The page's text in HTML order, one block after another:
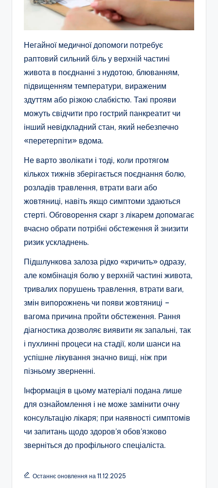
Негайної медичної допомоги потребує
раптовий сильний біль у верхній частині
живота в поєднанні з нудотою, блюванням,
підвищенням температури, вираженим
здуттям або різкою слабкістю. Такі прояви
можуть свідчити про гострий панкреатит чи
інший невідкладний стан, який небезпечно
«перетерпіти» вдома.
Не варто зволікати і тоді, коли протягом
кількох тижнів зберігається поєднання болю,
розладів травлення, втрати ваги або
жовтяниці, навіть якщо симптоми здаються
стерті. Обговорення скарг з лікарем допомагає
вчасно обрати потрібні обстеження й знизити
ризик ускладнень.
Підшлункова залоза рідко «кричить» одразу,
але комбінація болю у верхній частині живота,
тривалих порушень травлення, втрати ваги,
змін випорожнень чи появи жовтяниці –
вагома причина пройти обстеження. Рання
діагностика дозволяє виявити як запальні, так
і пухлинні процеси на стадії, коли шанси на
успішне лікування значно вищі, ніж при
пізньому зверненні.​
Інформація в цьому матеріалі подана лише
для ознайомлення і не може замінити очну
консультацію лікаря; при наявності симптомів
чи запитань щодо здоров’я обов’язково
зверніться до профільного спеціаліста.
Останнє оновлення на 11.12.2025